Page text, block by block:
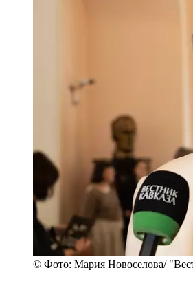
© Фото: Мария Новоселова/